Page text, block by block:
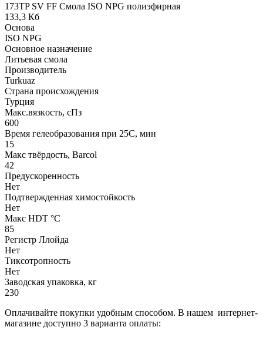
173TP SV FF Смола ISO NPG полиэфирная
133,3 Кб
Основа
ISO NPG
Основное назначение
Литьевая смола
Производитель
Turkuaz
Страна происхождения
Турция
Макс.вязкoсть, сПз
600
Время гелеобразования при 25С, мин
15
Макс твёрдость, Barcol
42
Предускоренность
Нет
Подтвержденная химостойкость
Нет
Макс HDT °С
85
Регистр Ллойда
Нет
Тиксотропность
Нет
Заводская упаковка, кг
230
Оплачивайте покупки удобным способом. В нашем интернет-
магазине доступно 3 варианта оплаты: